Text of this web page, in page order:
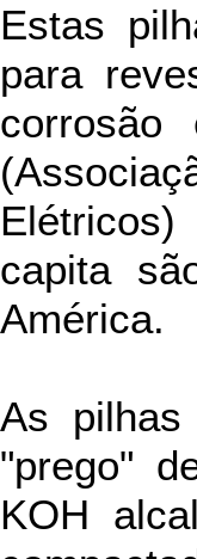
Estas
para
capita
América.
As
"prego"
KOH